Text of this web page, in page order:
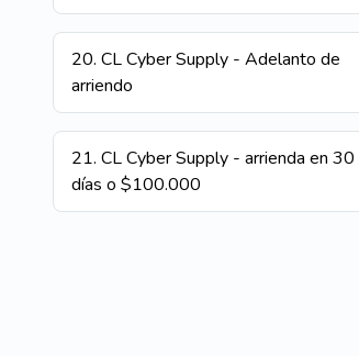
20. CL Cyber Supply - Adelanto de
arriendo
21. CL Cyber Supply - arrienda en 30
días o $100.000